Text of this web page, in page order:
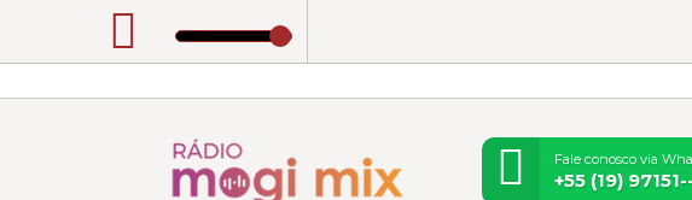
Rádio Mogi Mix | Pop, Rock, Flashback e Notícias de Mogi
Fale conosco via
+55 (19)